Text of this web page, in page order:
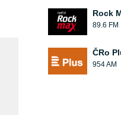
Rock
89.6 FM
ČRo
954 AM